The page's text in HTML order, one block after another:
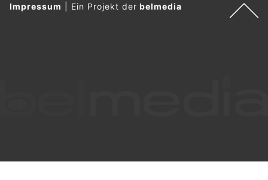
Impressum Ein Projekt derbelmedia